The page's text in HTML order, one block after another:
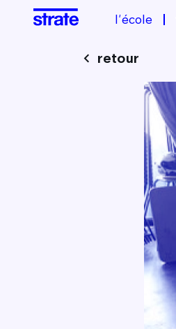
l'école
retour
Image